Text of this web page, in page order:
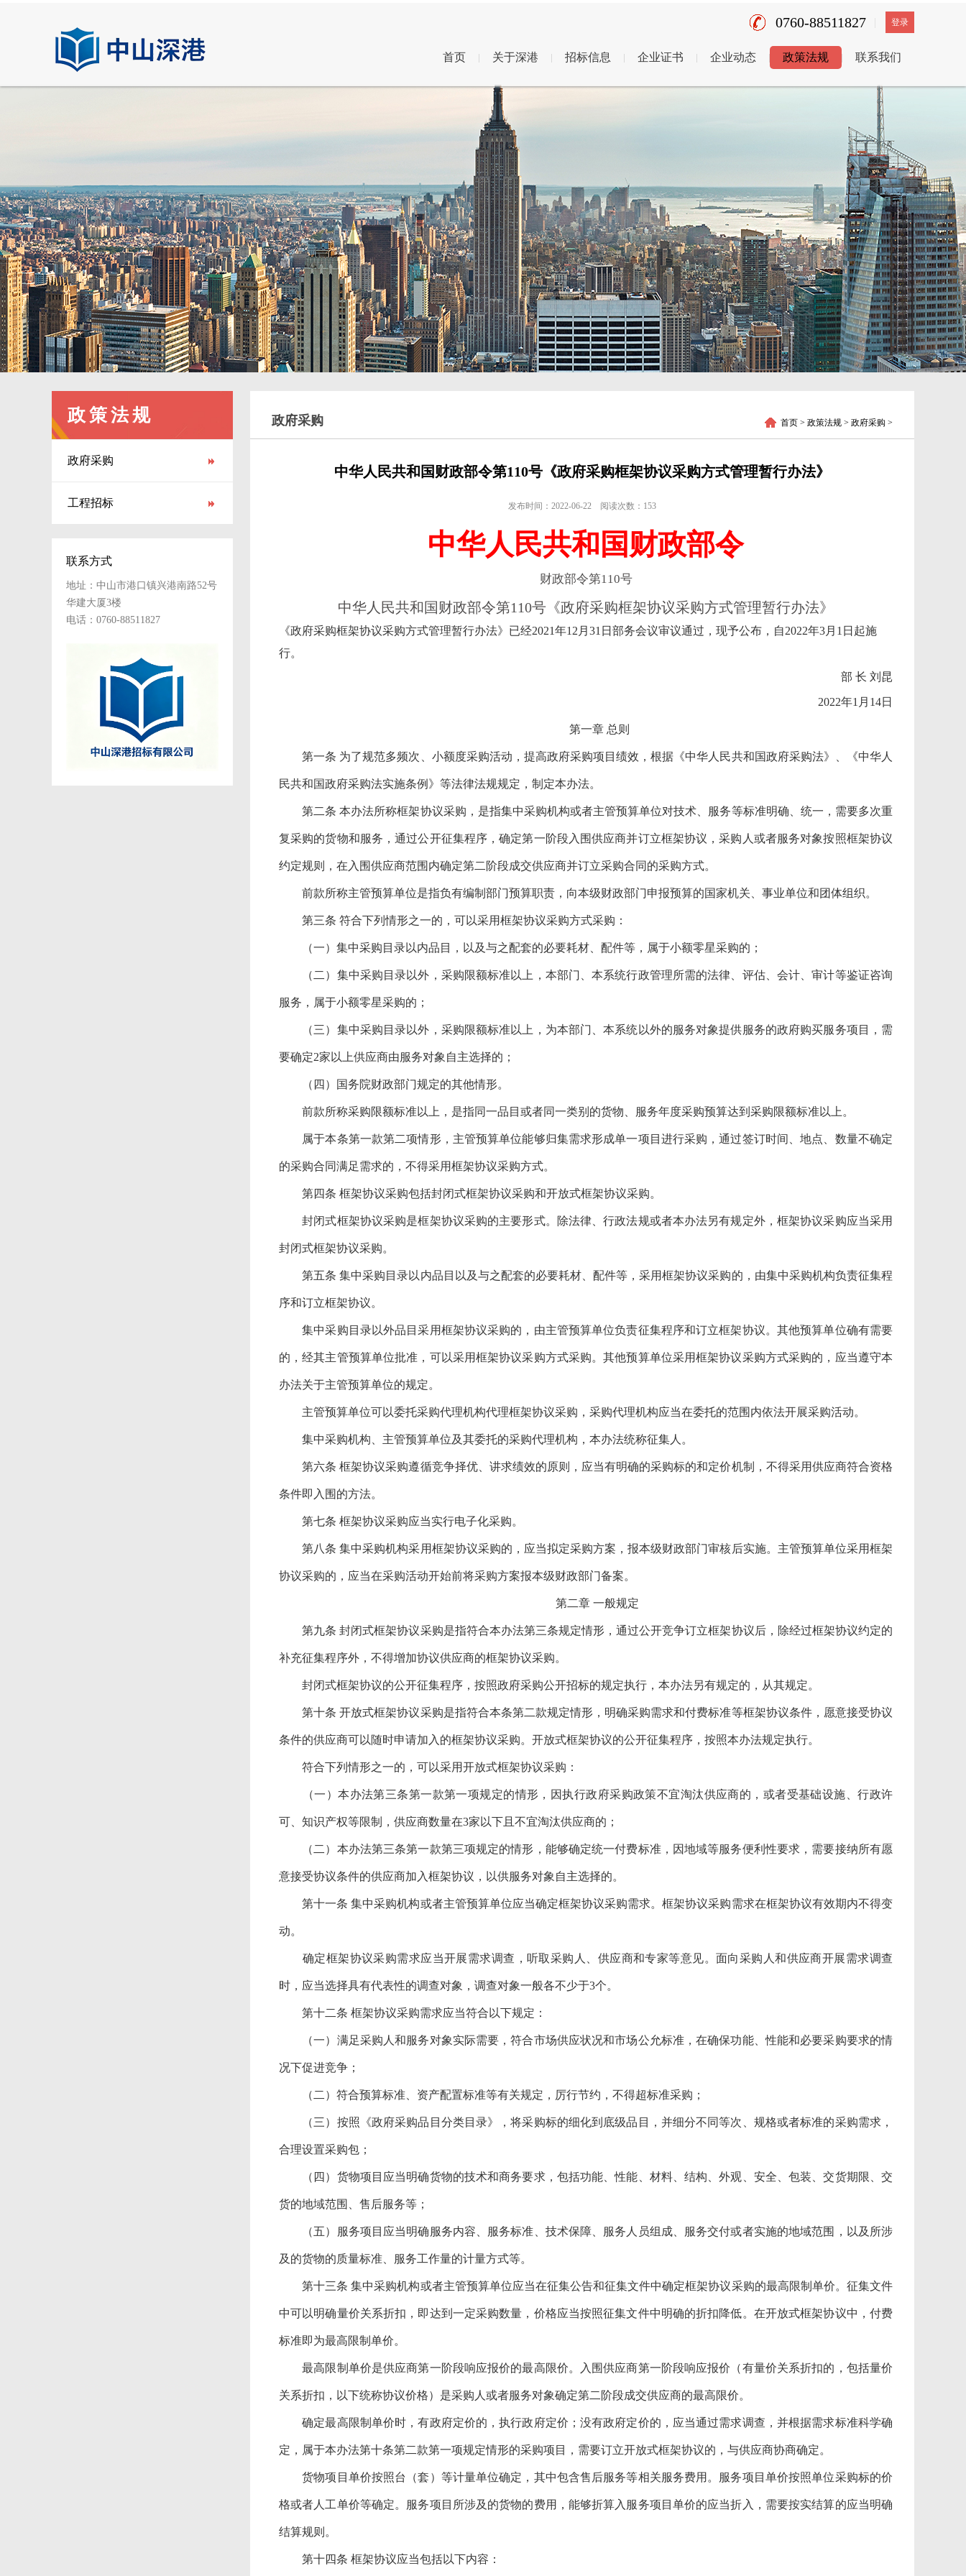
登录
0760-88511827
首页 关于深港 招标信息 企业证书 企业动态 政策法规 联系我们
政策法规
政府采购
工程招标
联系方式
地址：中山市港口镇兴港南路52号
华建大厦3楼
电话：0760-88511827
政府采购 首页 > 政策法规 > 政府采购 >
中华人民共和国财政部令第110号《政府采购框架协议采购方式管理暂行办法》
发布时间： 2022-06-22 阅读次数： 153
中华人民共和国财政部令
财政部令第110号
中华人民共和国财政部令第110号《政府采购框架协议采购方式管理暂行办法》
《政府采购框架协议采购方式管理暂行办法》已经2021年12月31日部务会议审议通过，现予公布，自2022年3月1日起施
行。
部 长 刘昆
2022年1月14日
第一章 总则
第一条 为了规范多频次、小额度采购活动，提高政府采购项目绩效，根据《中华人民共和国政府采购法》、《中华人
民共和国政府采购法实施条例》等法律法规规定，制定本办法。
第二条 本办法所称框架协议采购，是指集中采购机构或者主管预算单位对技术、服务等标准明确、统一，需要多次重
复采购的货物和服务，通过公开征集程序，确定第一阶段入围供应商并订立框架协议，采购人或者服务对象按照框架协议
约定规则，在入围供应商范围内确定第二阶段成交供应商并订立采购合同的采购方式。
前款所称主管预算单位是指负有编制部门预算职责，向本级财政部门申报预算的国家机关、事业单位和团体组织。
第三条 符合下列情形之一的，可以采用框架协议采购方式采购：
（一）集中采购目录以内品目，以及与之配套的必要耗材、配件等，属于小额零星采购的；
（二）集中采购目录以外，采购限额标准以上，本部门、本系统行政管理所需的法律、评估、会计、审计等鉴证咨询
服务，属于小额零星采购的；
（三）集中采购目录以外，采购限额标准以上，为本部门、本系统以外的服务对象提供服务的政府购买服务项目，需
要确定2家以上供应商由服务对象自主选择的；
（四）国务院财政部门规定的其他情形。
前款所称采购限额标准以上，是指同一品目或者同一类别的货物、服务年度采购预算达到采购限额标准以上。
属于本条第一款第二项情形，主管预算单位能够归集需求形成单一项目进行采购，通过签订时间、地点、数量不确定
的采购合同满足需求的，不得采用框架协议采购方式。
第四条 框架协议采购包括封闭式框架协议采购和开放式框架协议采购。
封闭式框架协议采购是框架协议采购的主要形式。除法律、行政法规或者本办法另有规定外，框架协议采购应当采用
封闭式框架协议采购。
第五条 集中采购目录以内品目以及与之配套的必要耗材、配件等，采用框架协议采购的，由集中采购机构负责征集程
序和订立框架协议。
集中采购目录以外品目采用框架协议采购的，由主管预算单位负责征集程序和订立框架协议。其他预算单位确有需要
的，经其主管预算单位批准，可以采用框架协议采购方式采购。其他预算单位采用框架协议采购方式采购的，应当遵守本
办法关于主管预算单位的规定。
主管预算单位可以委托采购代理机构代理框架协议采购，采购代理机构应当在委托的范围内依法开展采购活动。
集中采购机构、主管预算单位及其委托的采购代理机构，本办法统称征集人。
第六条 框架协议采购遵循竞争择优、讲求绩效的原则，应当有明确的采购标的和定价机制，不得采用供应商符合资格
条件即入围的方法。
第七条 框架协议采购应当实行电子化采购。
第八条 集中采购机构采用框架协议采购的，应当拟定采购方案，报本级财政部门审核后实施。主管预算单位采用框架
协议采购的，应当在采购活动开始前将采购方案报本级财政部门备案。
第二章 一般规定
第九条 封闭式框架协议采购是指符合本办法第三条规定情形，通过公开竞争订立框架协议后，除经过框架协议约定的
补充征集程序外，不得增加协议供应商的框架协议采购。
封闭式框架协议的公开征集程序，按照政府采购公开招标的规定执行，本办法另有规定的，从其规定。
第十条 开放式框架协议采购是指符合本条第二款规定情形，明确采购需求和付费标准等框架协议条件，愿意接受协议
条件的供应商可以随时申请加入的框架协议采购。开放式框架协议的公开征集程序，按照本办法规定执行。
符合下列情形之一的，可以采用开放式框架协议采购：
（一）本办法第三条第一款第一项规定的情形，因执行政府采购政策不宜淘汰供应商的，或者受基础设施、行政许
可、知识产权等限制，供应商数量在3家以下且不宜淘汰供应商的；
（二）本办法第三条第一款第三项规定的情形，能够确定统一付费标准，因地域等服务便利性要求，需要接纳所有愿
意接受协议条件的供应商加入框架协议，以供服务对象自主选择的。
第十一条 集中采购机构或者主管预算单位应当确定框架协议采购需求。框架协议采购需求在框架协议有效期内不得变
动。
确定框架协议采购需求应当开展需求调查，听取采购人、供应商和专家等意见。面向采购人和供应商开展需求调查
时，应当选择具有代表性的调查对象，调查对象一般各不少于3个。
第十二条 框架协议采购需求应当符合以下规定：
（一）满足采购人和服务对象实际需要，符合市场供应状况和市场公允标准，在确保功能、性能和必要采购要求的情
况下促进竞争；
（二）符合预算标准、资产配置标准等有关规定，厉行节约，不得超标准采购；
（三）按照《政府采购品目分类目录》，将采购标的细化到底级品目，并细分不同等次、规格或者标准的采购需求，
合理设置采购包；
（四）货物项目应当明确货物的技术和商务要求，包括功能、性能、材料、结构、外观、安全、包装、交货期限、交
货的地域范围、售后服务等；
（五）服务项目应当明确服务内容、服务标准、技术保障、服务人员组成、服务交付或者实施的地域范围，以及所涉
及的货物的质量标准、服务工作量的计量方式等。
第十三条 集中采购机构或者主管预算单位应当在征集公告和征集文件中确定框架协议采购的最高限制单价。征集文件
中可以明确量价关系折扣，即达到一定采购数量，价格应当按照征集文件中明确的折扣降低。在开放式框架协议中，付费
标准即为最高限制单价。
最高限制单价是供应商第一阶段响应报价的最高限价。入围供应商第一阶段响应报价（有量价关系折扣的，包括量价
关系折扣，以下统称协议价格）是采购人或者服务对象确定第二阶段成交供应商的最高限价。
确定最高限制单价时，有政府定价的，执行政府定价；没有政府定价的，应当通过需求调查，并根据需求标准科学确
定，属于本办法第十条第二款第一项规定情形的采购项目，需要订立开放式框架协议的，与供应商协商确定。
货物项目单价按照台（套）等计量单位确定，其中包含售后服务等相关服务费用。服务项目单价按照单位采购标的价
格或者人工单价等确定。服务项目所涉及的货物的费用，能够折算入服务项目单价的应当折入，需要按实结算的应当明确
结算规则。
第十四条 框架协议应当包括以下内容：